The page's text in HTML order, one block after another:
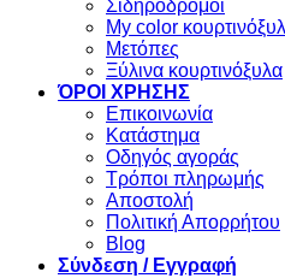
Σιδηρόδρομοι
My color
Μετόπες
Ξύλινα κουρτινόξυλα
ΌΡΟΙ ΧΡΗΣΗΣ
Επικοινωνία
Κατάστημα
Οδηγός αγοράς
Τρόποι πληρωμής
Αποστολή
Πολιτική Απορρήτου
Blog
Σύνδεση / Εγγραφή